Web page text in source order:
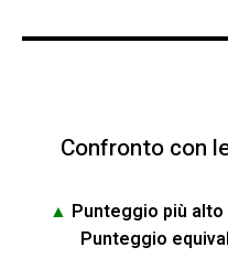
Confronto con
▲ Punteggio più alto
Punteggio